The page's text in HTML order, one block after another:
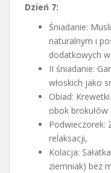
Dzień 7:
Śniadanie:
naturalnym i
dodatkowych
II śniadanie:
włoskich jako
Obiad:
obok
Podwieczorek:
relaksacji,
Kolacja:
ziemniak) bez